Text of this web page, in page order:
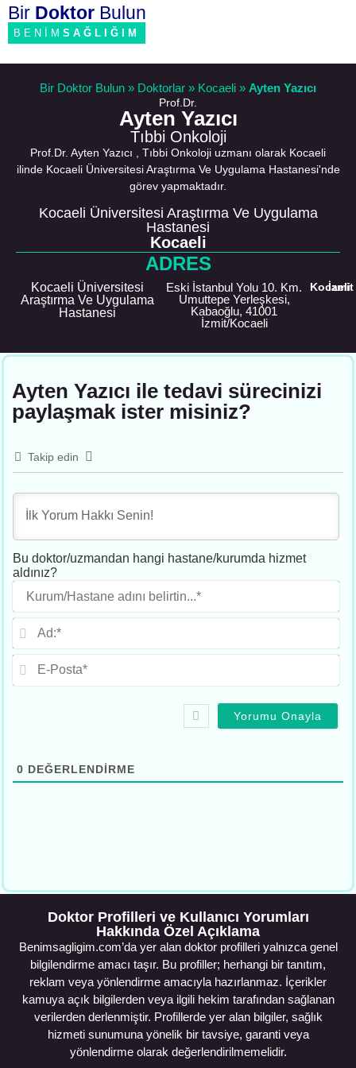
Bir Doktor Bulun
BENİM SAĞLIĞIM
Bir Doktor Bulun » Doktorlar » Kocaeli » Ayten Yazıcı
Prof.Dr.
Ayten Yazıcı
Tıbbi Onkoloji
Prof.Dr. Ayten Yazıcı , Tıbbi Onkoloji uzmanı olarak Kocaeli
ilinde Kocaeli Üniversitesi Araştırma Ve Uygulama Hastanesi'nde
görev yapmaktadır.
Kocaeli Üniversitesi Araştırma Ve Uygulama
Hastanesi
Kocaeli
ADRES
Kocaeli Üniversitesi
Araştırma Ve Uygulama
Hastanesi
Eski İstanbul Yolu 10. Km.
Umuttepe Yerleşkesi,
Kabaoğlu, 41001
İzmit/Kocaeli
Kocaeli
İzmit
Ayten Yazıcı ile tedavi sürecinizi
paylaşmak ister misiniz?
Takip edin
Bu doktor/uzmandan hangi hastane/kurumda hizmet
aldınız?
E-
0 DEĞERLENDIRME
Doktor Profilleri ve Kullanıcı Yorumları
Hakkında Özel Açıklama
Benimsagligim.com’da yer alan doktor profilleri yalnızca genel
bilgilendirme amacı taşır. Bu profiller; herhangi bir tanıtım,
reklam veya yönlendirme amacıyla hazırlanmaz. İçerikler
kamuya açık bilgilerden veya ilgili hekim tarafından sağlanan
verilerden derlenmiştir. Profillerde yer alan bilgiler, sağlık
hizmeti sunumuna yönelik bir tavsiye, garanti veya
yönlendirme olarak değerlendirilmemelidir.